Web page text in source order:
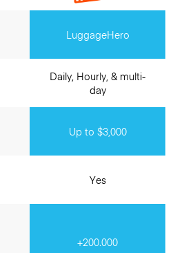
LuggageHero
Daily, Hourly, & multi-
day
Up to $3,000
Yes
+200.000